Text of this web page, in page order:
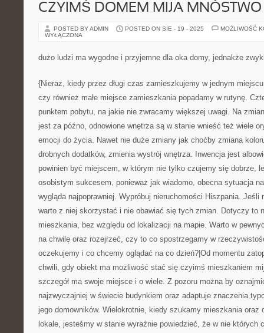
CZYIMŚ DOMEM MIJA
POSTED BY ADMIN POSTED ON SIE - 19 - 2025
MOŻLIWOŚĆ
WYŁĄCZONA
dużo ludzi ma wygodne i przyjemne dla oka domy, jednakże
{Nieraz, kiedy przez długi czas zamieszkujemy w jednym
czy również małe miejsce zamieszkania popadamy w rutynę.
punktem pobytu, na jakie nie zwracamy większej uwagi. Na
jest za późno, odnowione wnętrza są w stanie wnieść też wiele
emocji do życia. Nawet nie duże zmiany jak choćby zmiana
drobnych dodatków, zmienia wystrój wnętrza. Inwencja jest
powinien być miejscem, w którym nie tylko czujemy się dobrze,
osobistym sukcesem, ponieważ jak wiadomo, obecna sytuacja
wygląda najpoprawniej. Wypróbuj nieruchomości Hiszpania.
warto z niej skorzystać i nie obawiać się tych zmian. Dotyczy to
mieszkania, bez względu od lokalizacji na mapie. Warto w
na chwilę oraz rozejrzeć, czy to co spostrzegamy w
oczekujemy i co chcemy oglądać na co dzień?|Od momentu
chwili, gdy obiekt ma możliwość stać się czyimś mieszkaniem
szczegół ma swoje miejsce i o wiele. Z pozoru można by
najzwyczajniej w świecie budynkiem oraz adaptuje znaczenia
jego domowników. Wielokrotnie, kiedy szukamy mieszkania oraz
lokale, jesteśmy w stanie wyraźnie powiedzieć, że w nie których